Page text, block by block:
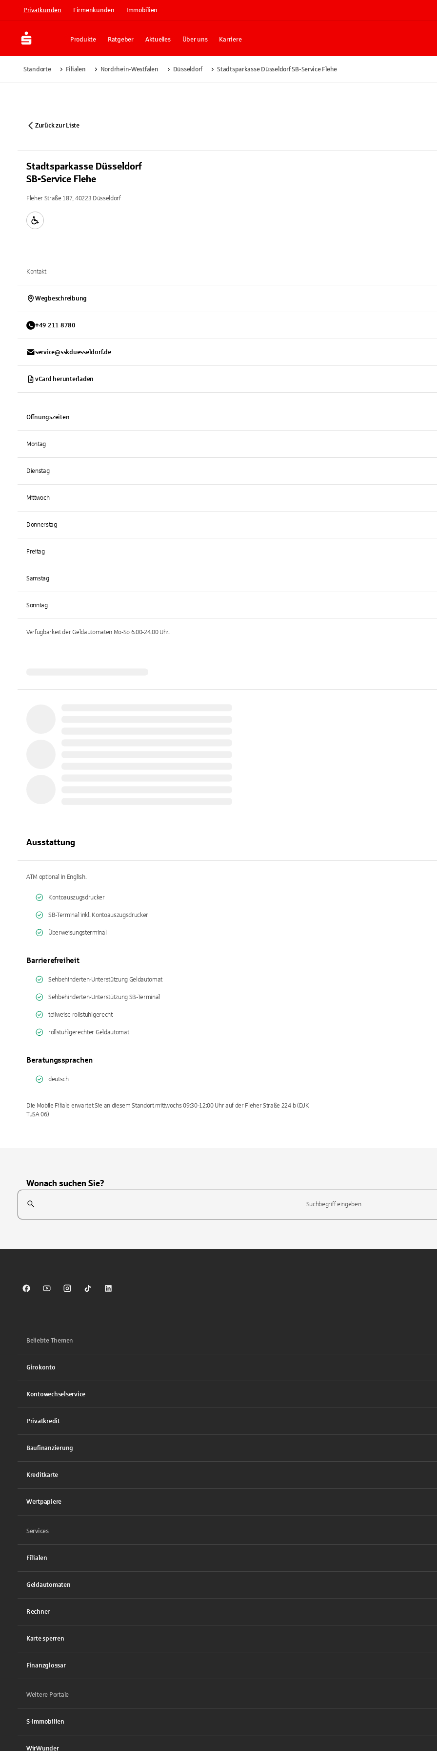
Privatkunden Firmenkunden Immobilien
Produkte Ratgeber Aktuelles Über uns Karriere
Standorte Filialen Nordrhein-Westfalen Düsseldorf Stadtsparkasse Düsseldorf SB-Service Flehe
Zurück zur Liste
Stadtsparkasse Düsseldorf
SB-Service Flehe
Fleher Straße 187, 40223 Düsseldorf
Kontakt
Wegbeschreibung
+49 211 8780
service@sskduesseldorf.de
vCard herunterladen
Öffnungszeiten
Montag
Dienstag
Mittwoch
Donnerstag
Freitag
Samstag
Sonntag
Verfügbarkeit der Geldautomaten Mo-So 6.00-24.00Uhr.
Ausstattung
ATM optional in English.
Kontoauszugsdrucker
SB-Terminal inkl. Kontoauszugsdrucker
Überweisungsterminal
Barrierefreiheit
Sehbehinderten-Unterstützung Geldautomat
Sehbehinderten-Unterstützung SB-Terminal
teilweise rollstuhlgerecht
rollstuhlgerechter Geldautomat
Beratungssprachen
deutsch
Die Mobile Filiale erwartet Sie an diesem Standort mittwochs 09:30-12:00 Uhr auf der Fleher Straße 224 b (DJK
TuSA 06)
Wonach suchen Sie?
Suchfeld
Sparkasse auf Facebook
Sparkasse auf Youtube
Sparkasse auf Instagram
Sparkasse auf TikTok
Sparkasse auf LinkedIn
Beliebte Themen
Girokonto
Kontowechselservice
Privatkredit
Baufinanzierung
Kreditkarte
Wertpapiere
Services
Filialen
Geldautomaten
Rechner
Karte sperren
Finanzglossar
Weitere Portale
S-Immobilien
WirWunder